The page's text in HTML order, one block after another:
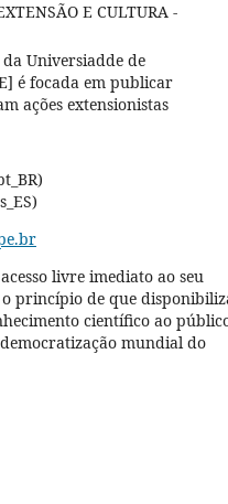
E CULTURA -
da Universiadde de
é focada em publicar
ações extensionistas
livre imediato ao seu
princípio de que
científico ao
mundial do